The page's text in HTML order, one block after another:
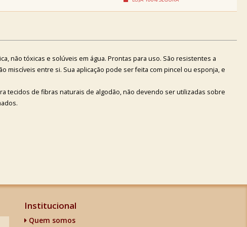
não tóxicas e solúveis em água. Prontas para uso. São resistentes a
miscíveis entre si. Sua aplicação pode ser feita com pincel ou esponja, e
tecidos de fibras naturais de algodão, não devendo ser utilizadas sobre
Institucional
Quem somos